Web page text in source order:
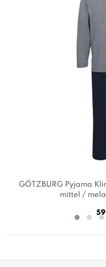
GÖTZBURG Pyjama
mittel /